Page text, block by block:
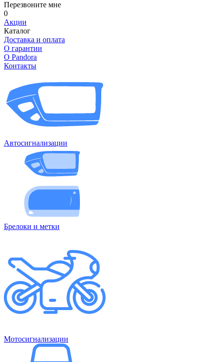
Перезвоните мне
0
Акции
Каталог
Доставка и оплата
О гарантии
О Pandora
Контакты
Автосигнализации
Брелоки и метки
Мотосигнализации